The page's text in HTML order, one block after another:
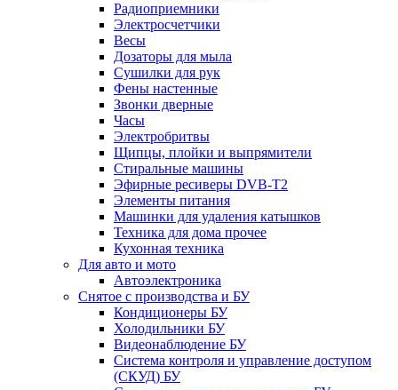
Радиоприемники
Электросчетчики
Весы
Дозаторы для мыла
Сушилки для рук
Фены настенные
Звонки дверные
Часы
Электробритвы
Щипцы, плойки и выпрямители
Стиральные машины
Эфирные ресиверы DVB-T2
Элементы питания
Машинки для удаления катышков
Техника для дома прочее
Кухонная техника
Для авто и мото
Автоэлектроника
Снятое с производства и БУ
Кондиционеры БУ
Холодильники БУ
Видеонаблюдение БУ
Система контроля и управление доступом
(СКУД) БУ